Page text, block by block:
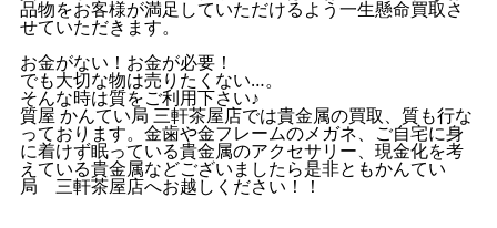
品物をお客様が満足していただけるよう一生懸命買取さ
せていただきます。
お金がない！お金が必要！
でも大切な物は売りたくない…。
そんな時は質をご利用下さい♪
質屋 かんてい局 三軒茶屋店では貴金属の買取、質も行な
っております。金歯や金フレームのメガネ、ご自宅に身
に着けず眠っている貴金属のアクセサリー、現金化を考
えている貴金属などございましたら是非ともかんてい
局 三軒茶屋店へお越しください！！